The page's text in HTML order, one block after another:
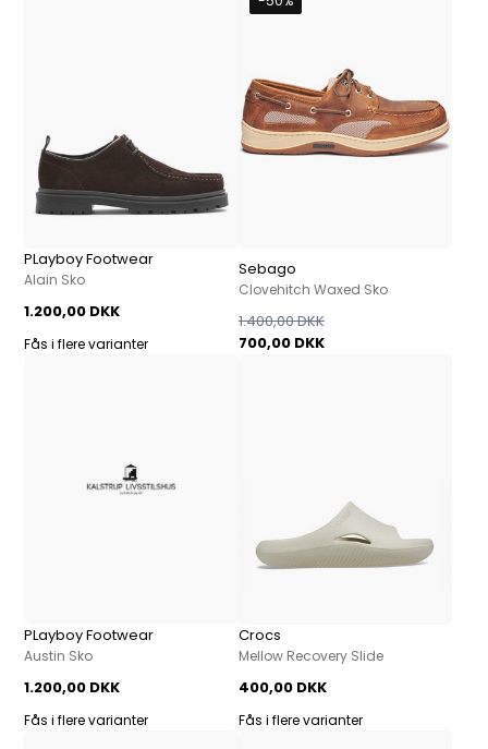
PLayboy Footwear
Alain Sko
1.200,00 DKK
Fås i flere varianter
Sebago
Clovehitch Waxed Sko
700,00 DKK
1.400,00 DKK
PLayboy Footwear
Austin Sko
1.200,00 DKK
Fås i flere varianter
Crocs
Mellow Recovery Slide
400,00 DKK
Fås i flere varianter